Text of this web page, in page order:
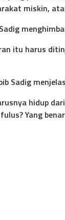
miskin,
itu harus
Sadig
hidup
Yang